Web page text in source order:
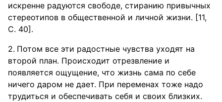
искренне радуются свободе, стиранию привычных
стереотипов в общественной и личной жизни. [11,
С. 40].
Потом все эти радостные чувства уходят на
второй план. Происходит отрезвление и
появляется ощущение, что жизнь сама по себе
ничего даром не дает. При переменах тоже надо
трудиться и обеспечивать себя и своих близких.